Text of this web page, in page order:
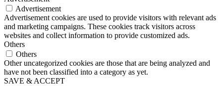
Advertisement
Advertisement cookies are used to provide visitors with relevant ads
and marketing campaigns. These cookies track visitors across
websites and collect information to provide customized ads.
Others
Others
Other uncategorized cookies are those that are being analyzed and
have not been classified into a category as yet.
SAVE & ACCEPT